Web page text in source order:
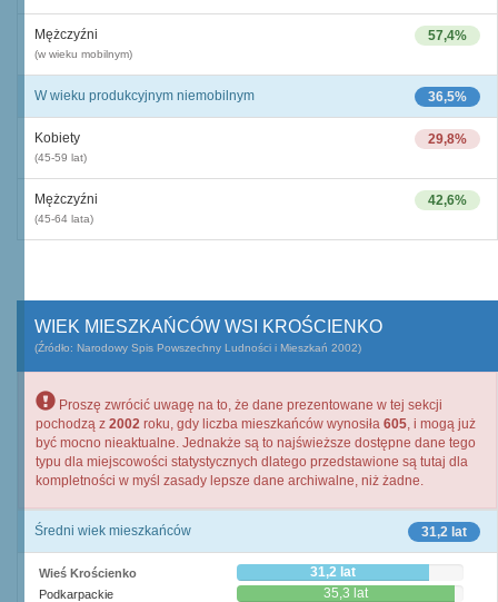
57,4%
Mężczyźni
(w wieku mobilnym)
36,5%
W wieku produkcyjnym niemobilnym
29,8%
Kobiety
(45-59 lat)
42,6%
Mężczyźni
(45-64 lata)
WIEK MIESZKAŃCÓW WSI KROŚCIENKO
(Źródło: Narodowy Spis Powszechny Ludności i Mieszkań 2002)
Proszę zwrócić uwagę na to, że dane prezentowane w tej sekcji
pochodzą z 2002 roku, gdy liczba mieszkańców wynosiła 605, i mogą już
być mocno nieaktualne. Jednakże są to najświeższe dostępne dane tego
typu dla miejscowości statystycznych dlatego przedstawione są tutaj dla
kompletności w myśl zasady lepsze dane archiwalne, niż żadne.
31,2 lat
Średni wiek mieszkańców
Wieś Krościenko 31,2 lat
Podkarpackie 35,3 lat